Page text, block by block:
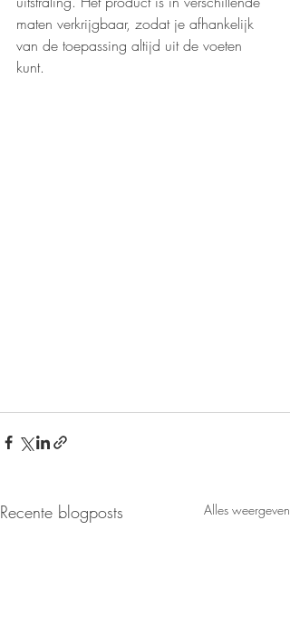
maten verkrijgbaar, zodat je afhankelijk
van de toepassing altijd uit de voeten
kunt.
Recente blogposts Alles weergeven